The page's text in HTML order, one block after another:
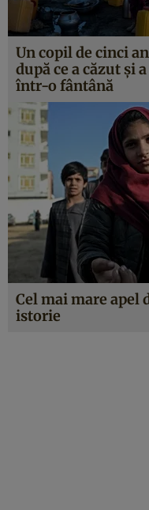
Un copil de cinci
după ce a căzut și
într-o fântână
Cel mai mare
istorie